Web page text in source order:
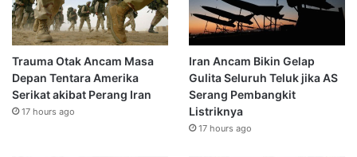
Trauma Otak Ancam Masa
Depan Tentara Amerika
Serikat akibat Perang Iran
17 hours ago
Iran Ancam Bikin Gelap
Gulita Seluruh Teluk jika AS
Serang Pembangkit
Listriknya
17 hours ago